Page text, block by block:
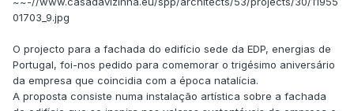
01703_9.jpg
O projecto para a fachada do edifício sede da EDP, energias de
Portugal, foi-nos pedido para comemorar o trigésimo aniversário
da empresa que coincidia com a época natalícia.
A proposta consiste numa instalação artística sobre a fachada